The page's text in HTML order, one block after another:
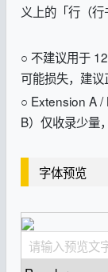
义上的「行（行
○ 不建议用于
可能损失，建议
○ Extension A /
B）仅收录少量
字体预览